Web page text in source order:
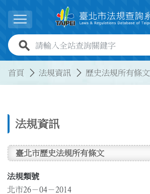
展開選單
全站查詢關鍵字欄位
首頁 法規資訊 歷史法規所有條文
法規資訊
臺北市歷史法規所有條文
法規類號
北市26－04－2014